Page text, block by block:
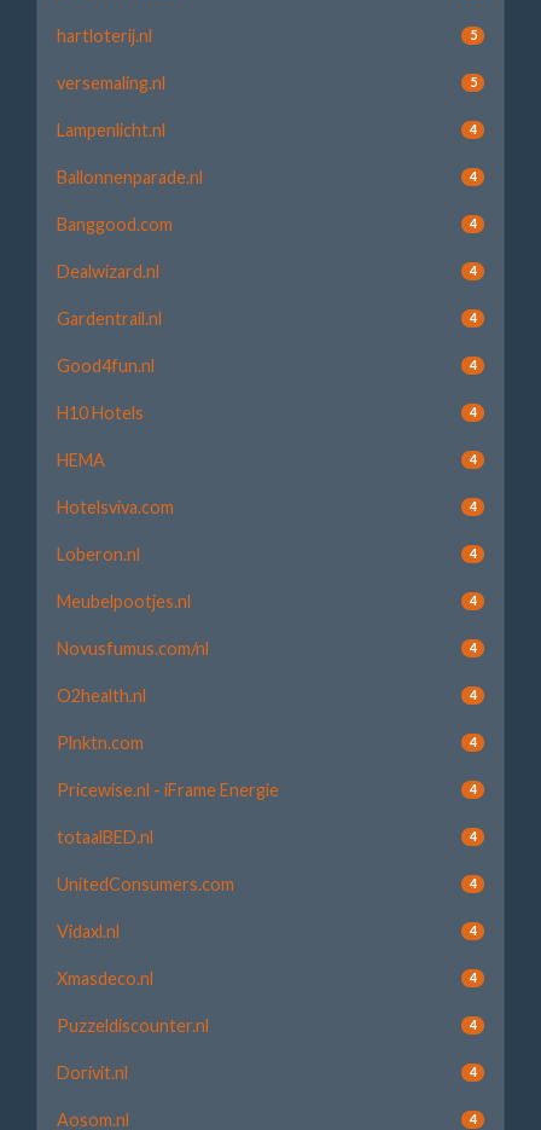
hartloterij.nl 5
versemaling.nl 5
Lampenlicht.nl 4
Ballonnenparade.nl 4
Banggood.com 4
Dealwizard.nl 4
Gardentrail.nl 4
Good4fun.nl 4
H10 Hotels 4
HEMA 4
Hotelsviva.com 4
Loberon.nl 4
Meubelpootjes.nl 4
Novusfumus.com/nl 4
O2health.nl 4
Plnktn.com 4
Pricewise.nl - iFrame Energie 4
totaalBED.nl 4
UnitedConsumers.com 4
Vidaxl.nl 4
Xmasdeco.nl 4
Puzzeldiscounter.nl 4
Dorivit.nl 4
Aosom.nl 4